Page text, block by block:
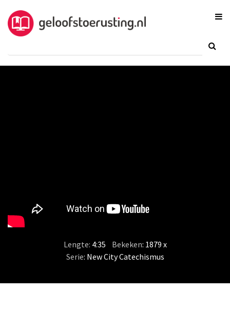
Lengte: 4:35 Bekeken: 1879 x
Serie: New City Catechismus